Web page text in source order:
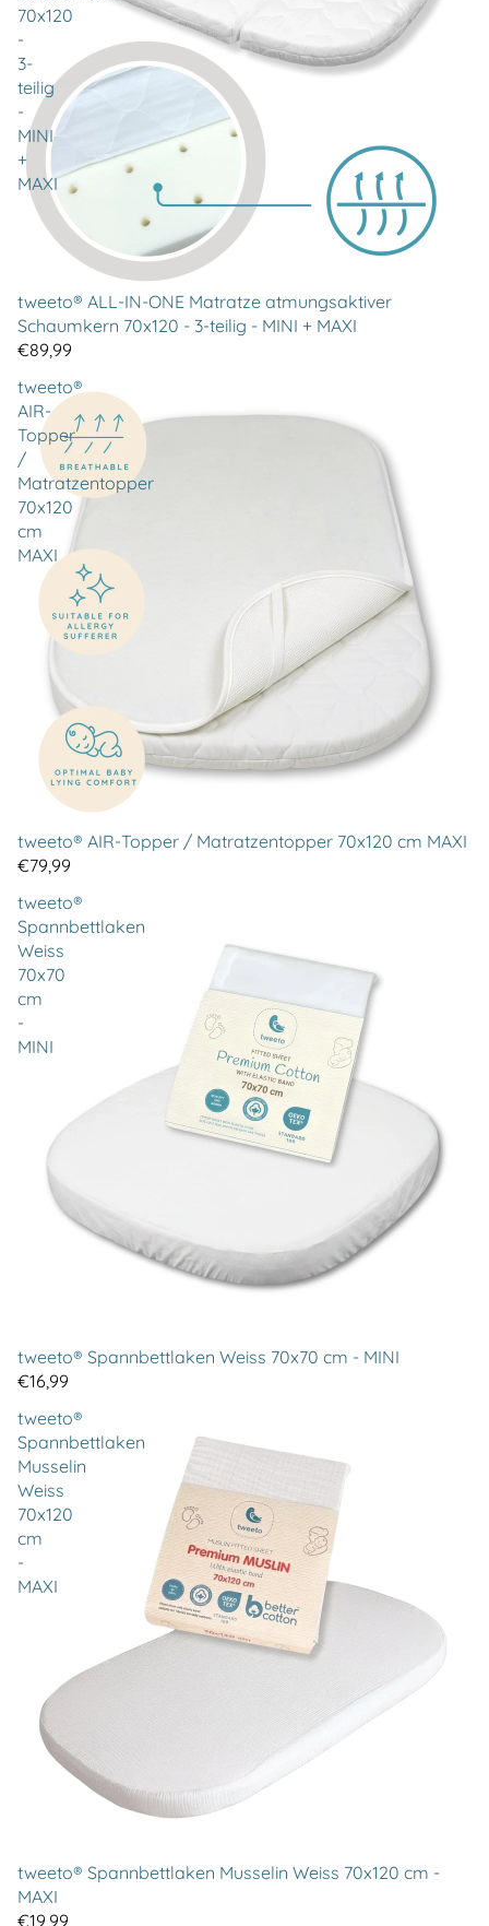
70x120
-
3-
teilig
-
MINI
+
MAXI
tweeto® ALL-IN-ONE Matratze atmungsaktiver
Schaumkern 70x120 - 3-teilig - MINI + MAXI
€89,99
tweeto®
AIR-
Topper
/
Matratzentopper
70x120
cm
MAXI
tweeto® AIR-Topper / Matratzentopper 70x120 cm MAXI
€79,99
tweeto®
Spannbettlaken
Weiss
70x70
cm
-
MINI
tweeto® Spannbettlaken Weiss 70x70 cm - MINI
€16,99
tweeto®
Spannbettlaken
Musselin
Weiss
70x120
cm
-
MAXI
tweeto® Spannbettlaken Musselin Weiss 70x120 cm -
MAXI
€19,99